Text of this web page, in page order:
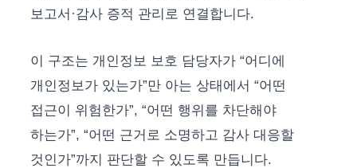
보고서·감사 증적 관리로 연결합니다.
이 구조는 개인정보 보호 담당자가 “어디에
개인정보가 있는가”만 아는 상태에서 “어떤
접근이 위험한가”, “어떤 행위를 차단해야
하는가”, “어떤 근거로 소명하고 감사 대응할
것인가”까지 판단할 수 있도록 만듭니다.